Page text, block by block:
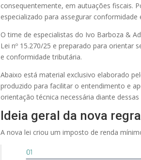
consequentemente, em autuações fiscais.
especializado para assegurar
O time de especialistas do Ivo Barboza &
Lei nº 15.270/25 e preparado para orientar
e conformidade tributária.
Abaixo está material exclusivo elaborado
produzido para facilitar o entendimento e
orientação técnica necessária diante dessas
Ideia geral da nova regra
A nova lei criou um imposto de renda